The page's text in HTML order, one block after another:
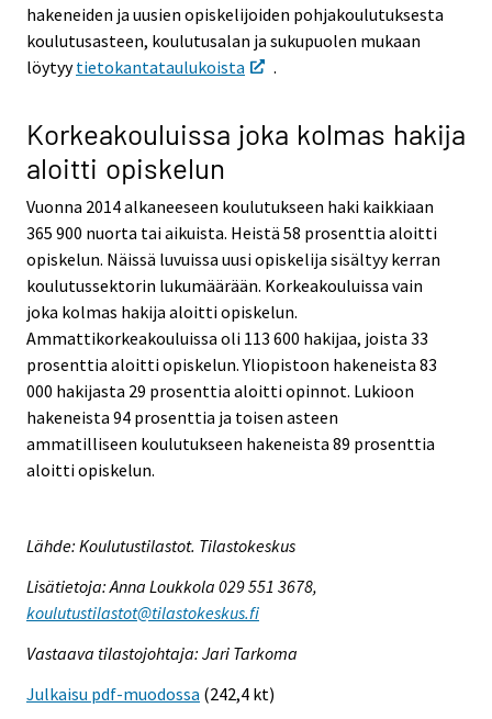
hakeneiden ja uusien opiskelijoiden pohjakoulutuksesta
koulutusasteen, koulutusalan ja sukupuolen mukaan
löytyytietokantataulukoista .
Korkeakouluissa joka kolmas hakija
aloitti opiskelun
Vuonna 2014 alkaneeseen koulutukseen haki kaikkiaan
365 900 nuorta tai aikuista. Heistä 58 prosenttia aloitti
opiskelun. Näissä luvuissa uusi opiskelija sisältyy kerran
koulutussektorin lukumäärään. Korkeakouluissa vain
joka kolmas hakija aloitti opiskelun.
Ammattikorkeakouluissa oli 113 600 hakijaa, joista 33
prosenttia aloitti opiskelun. Yliopistoon hakeneista 83
000 hakijasta 29 prosenttia aloitti opinnot. Lukioon
hakeneista 94 prosenttia ja toisen asteen
ammatilliseen koulutukseen hakeneista 89 prosenttia
aloitti opiskelun.
Lähde: Koulutustilastot. Tilastokeskus
Lisätietoja: Anna Loukkola 029 551 3678,
koulutustilastot@tilastokeskus.fi
Vastaava tilastojohtaja: Jari Tarkoma
Julkaisu pdf-muodossa (242,4 kt)